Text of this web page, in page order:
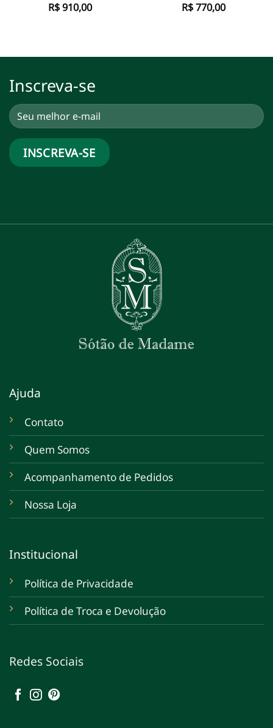
R$910,00 R$770,00
Inscreva-se
Ajuda
Contato
Quem Somos
Acompanhamento de Pedidos
Nossa Loja
Institucional
Política de Privacidade
Política de Troca e Devolução
Redes Sociais